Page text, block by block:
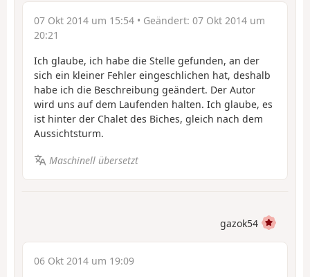
07 Okt 2014 um 15:54 • Geändert: 07 Okt 2014 um
20:21
Ich glaube, ich habe die Stelle gefunden, an der
sich ein kleiner Fehler eingeschlichen hat, deshalb
habe ich die Beschreibung geändert. Der Autor
wird uns auf dem Laufenden halten. Ich glaube, es
ist hinter der Chalet des Biches, gleich nach dem
Aussichtsturm.
Maschinell übersetzt
gazok54
06 Okt 2014 um 19:09